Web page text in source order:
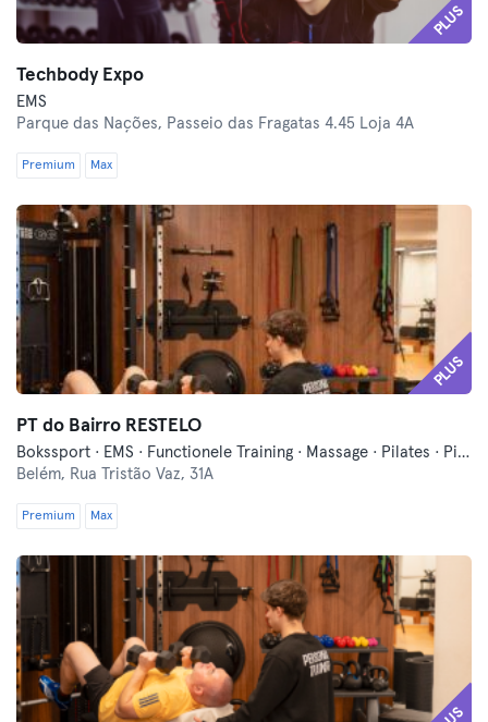
PLUS
Techbody Expo
EMS
Parque das Nações, Passeio das Fragatas 4.45 Loja 4A
Premium Max
PLUS
PT do Bairro RESTELO
Bokssport · EMS · Functionele Training · Massage · Pilates · Pilates Reformer
Belém, Rua Tristão Vaz, 31A
Premium Max